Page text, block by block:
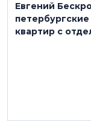
Евгений
квартир с